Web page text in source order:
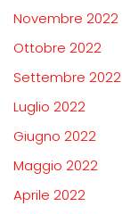
Novembre 2022
Ottobre 2022
Settembre 2022
Luglio 2022
Giugno 2022
Maggio 2022
Aprile 2022